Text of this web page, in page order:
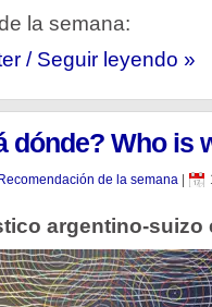
la semana:
/ Seguir leyendo »
dónde? Who is
de la semana|
argentino-suizo